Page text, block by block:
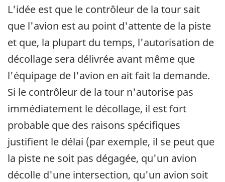
L'idée est que le contrôleur de la tour sait
que l'avion est au point d'attente de la piste
et que, la plupart du temps, l'autorisation de
décollage sera délivrée avant même que
l'équipage de l'avion en ait fait la demande.
Si le contrôleur de la tour n'autorise pas
immédiatement le décollage, il est fort
probable que des raisons spécifiques
justifient le délai (par exemple, il se peut que
la piste ne soit pas dégagée, qu'un avion
décolle d'une intersection, qu'un avion soit